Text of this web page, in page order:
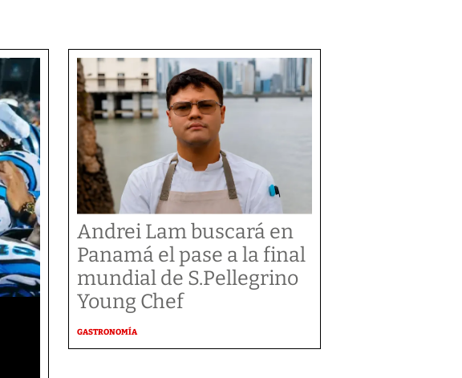
Andrei Lam buscará en
Panamá el pase a la final
mundial de S.Pellegrino
Young Chef
GASTRONOMÍA